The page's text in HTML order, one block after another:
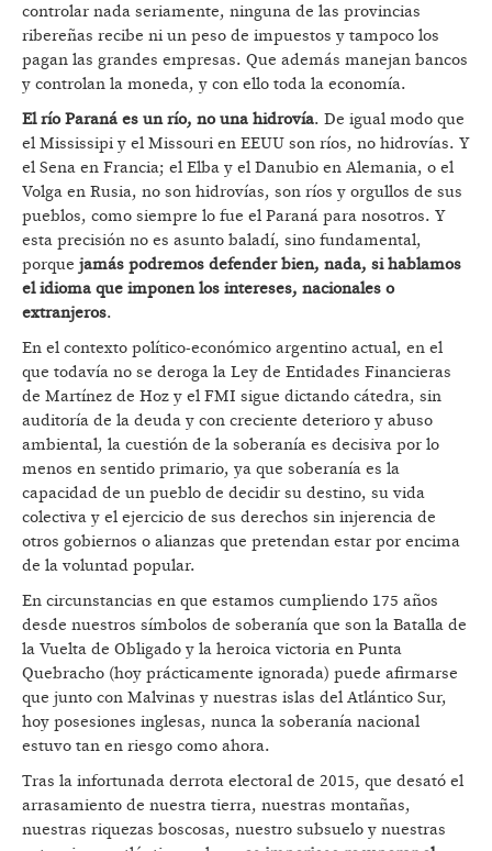
controlar nada seriamente, ninguna de las provincias
ribereñas recibe ni un peso de impuestos y tampoco los
pagan las grandes empresas. Que además manejan bancos
y controlan la moneda, y con ello toda la economía.
El río Paraná es un río, no una hidrovía. De igual modo que
el Mississipi y el Missouri en EEUU son ríos, no hidrovías. Y
el Sena en Francia; el Elba y el Danubio en Alemania, o el
Volga en Rusia, no son hidrovías, son ríos y orgullos de sus
pueblos, como siempre lo fue el Paraná para nosotros. Y
esta precisión no es asunto baladí, sino fundamental,
porque jamás podremos defender bien, nada, si hablamos
el idioma que imponen los intereses, nacionales o
extranjeros.
En el contexto político-económico argentino actual, en el
que todavía no se deroga la Ley de Entidades Financieras
de Martínez de Hoz y el FMI sigue dictando cátedra, sin
auditoría de la deuda y con creciente deterioro y abuso
ambiental, la cuestión de la soberanía es decisiva por lo
menos en sentido primario, ya que soberanía es la
capacidad de un pueblo de decidir su destino, su vida
colectiva y el ejercicio de sus derechos sin injerencia de
otros gobiernos o alianzas que pretendan estar por encima
de la voluntad popular.
En circunstancias en que estamos cumpliendo 175 años
desde nuestros símbolos de soberanía que son la Batalla de
la Vuelta de Obligado y la heroica victoria en Punta
Quebracho (hoy prácticamente ignorada) puede afirmarse
que junto con Malvinas y nuestras islas del Atlántico Sur,
hoy posesiones inglesas, nunca la soberanía nacional
estuvo tan en riesgo como ahora.
Tras la infortunada derrota electoral de 2015, que desató el
arrasamiento de nuestra tierra, nuestras montañas,
nuestras riquezas boscosas, nuestro subsuelo y nuestras